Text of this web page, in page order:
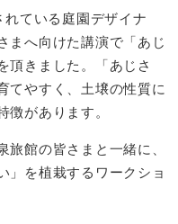
ている庭園デザイナ
まへ向けた講演で「あじ
頂きました。「あじさ
てやすく、土壌の性質に
徴があります。
館の皆さまと一緒に、
」を植栽するワークショ